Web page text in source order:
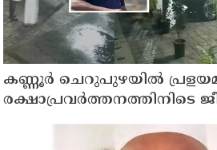
കണ്ണൂർ ചെറുപുഴയിൽ
രക്ഷാപ്രവർത്തനത്തിനിടെ
നഷ്ടപ്പെട്ട ആർ. രാജേഷിൻ്റെ
ശരീരത്തോട് അനാദരവ്